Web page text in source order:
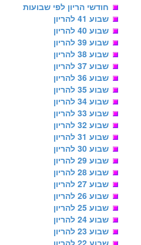
חודשי הריון לפי שבועות
שבוע 41 להריון
שבוע 40 להריון
שבוע 39 להריון
שבוע 38 להריון
שבוע 37 להריון
שבוע 36 להריון
שבוע 35 להריון
שבוע 34 להריון
שבוע 33 להריון
שבוע 32 להריון
שבוע 31 להריון
שבוע 30 להריון
שבוע 29 להריון
שבוע 28 להריון
שבוע 27 להריון
שבוע 26 להריון
שבוע 25 להריון
שבוע 24 להריון
שבוע 23 להריון
שבוע 22 להריון